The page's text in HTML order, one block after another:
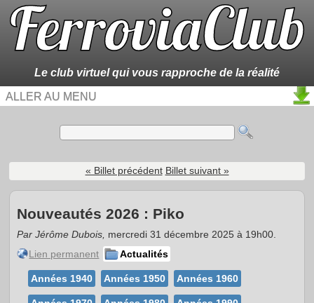
Le club virtuel qui vous rapproche de la réalité
ALLER AU MENU
« Billet précédent Billet suivant »
Nouveautés 2026 : Piko
Par Jérôme Dubois, mercredi 31 décembre 2025 à 19h00.
Lien permanent
Actualités
Années 1940 Années 1950 Années 1960